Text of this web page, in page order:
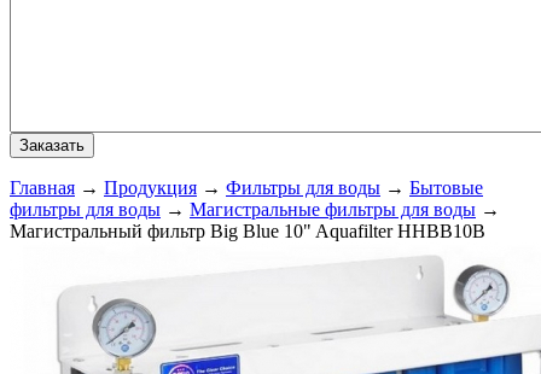
Главная → Продукция → Фильтры для воды → Бытовые
фильтры для воды → Магистральные фильтры для воды →
Магистральный фильтр Big Blue 10" Aquafilter HHBB10B